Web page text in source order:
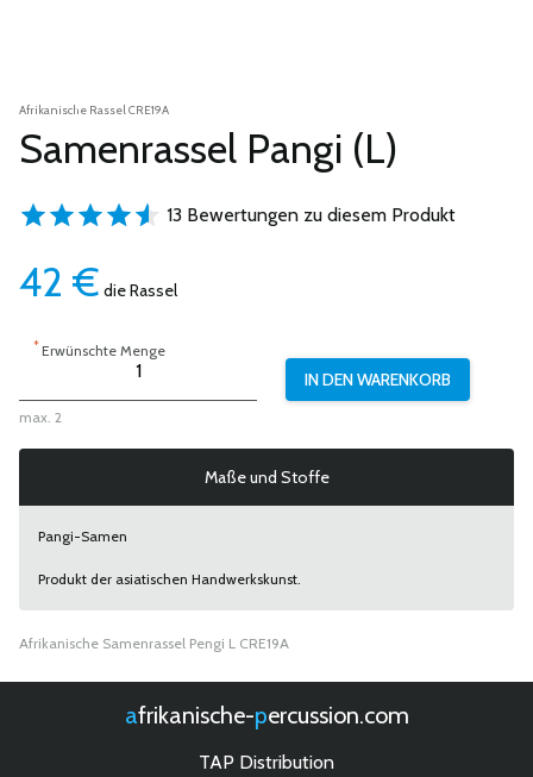
Afrikanische Rassel CRE19A
Samenrassel Pangi (L)
13 Bewertungen zu diesem Produkt
42 € die Rassel
*Erwünschte Menge
max. 2
Maße und Stoffe
Pangi-Samen
Produkt der asiatischen Handwerkskunst.
Afrikanische Samenrassel Pengi L CRE19A
afrikanische- percussion.com
TAP Distribution